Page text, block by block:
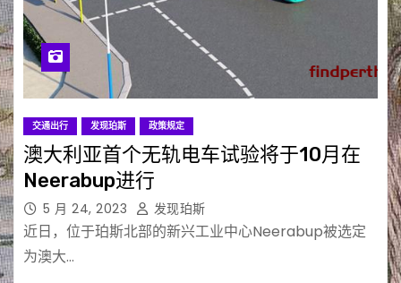
交通出行 发现珀斯 政策规定
澳大利亚首个无轨电车试验将于10月在
Neerabup进行
5 月 24, 2023 发现珀斯
近日，位于珀斯北部的新兴工业中心Neerabup被选定
为澳大…